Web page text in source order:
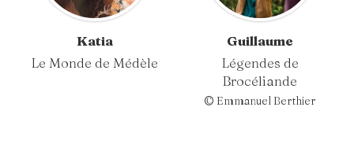
Katia
Le Monde de Médèle
Guillaume
Légendes de
Brocéliande
© Emmanuel Berthier